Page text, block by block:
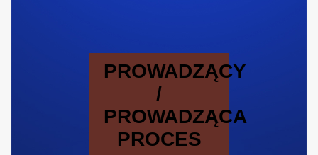
PROWADZĄCY
/
PROWADZĄCA
PROCES